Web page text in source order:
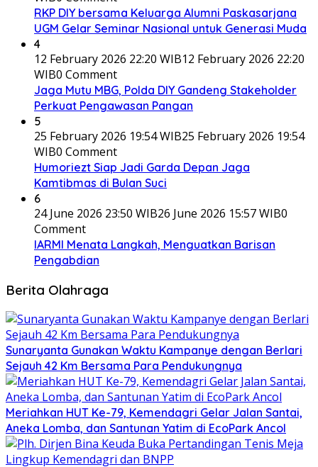
RKP DIY bersama Keluarga Alumni Paskasarjana
UGM Gelar Seminar Nasional untuk Generasi Muda
4
12 February 2026 22:20 WIB12 February 2026 22:20
WIB0 Comment
Jaga Mutu MBG, Polda DIY Gandeng Stakeholder
Perkuat Pengawasan Pangan
5
25 February 2026 19:54 WIB25 February 2026 19:54
WIB0 Comment
Humoriezt Siap Jadi Garda Depan Jaga
Kamtibmas di Bulan Suci
6
24 June 2026 23:50 WIB26 June 2026 15:57 WIB0
Comment
IARMI Menata Langkah, Menguatkan Barisan
Pengabdian
Berita Olahraga
Sunaryanta Gunakan Waktu Kampanye dengan Berlari
Sejauh 42 Km Bersama Para Pendukungnya
Meriahkan HUT Ke-79, Kemendagri Gelar Jalan Santai,
Aneka Lomba, dan Santunan Yatim di EcoPark Ancol